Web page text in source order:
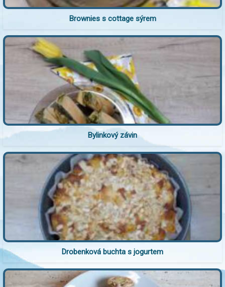
Brownies s cottage sýrem
Bylinkový závin
Drobenková buchta s jogurtem